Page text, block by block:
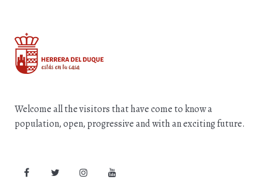
Welcome all the visitors that have come to know a
population, open, progressive and with an exciting future.